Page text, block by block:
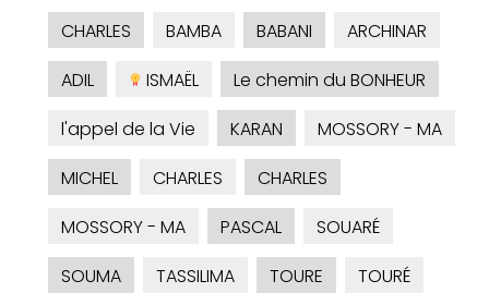
CHARLES
BAMBA BABANI
ARCHINAR
ADIL
ISMAËL
Le chemin du BONHEUR
l'appel de la Vie
KARAN
MOSSORY - MA
MICHEL
CHARLES
CHARLES
MOSSORY - MA
PASCAL
SOUARÉ
SOUMA
TASSILIMA TOURE
TOURÉ